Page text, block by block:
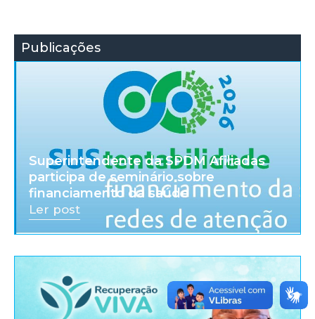
Publicações
Superintendente da SPDM Afiliadas
participa de seminário sobre
financiamento da saúde
Ler post